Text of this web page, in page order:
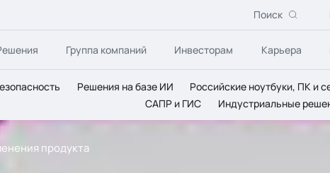
Поиск
Группа компаний Инвесторам Карьера
Решения на базе ИИ Российские ноутбуки, ПК и
САПР и ГИС
Индустриальные
продукта